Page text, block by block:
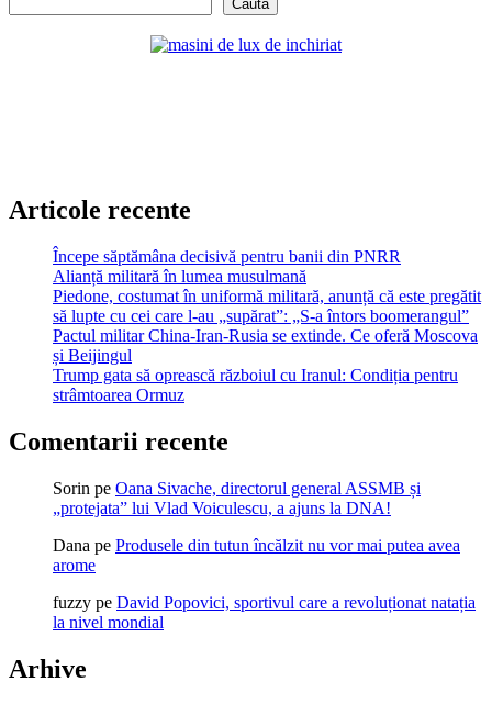
Caută
Articole recente
Începe săptămâna decisivă pentru banii din PNRR
Alianță militară în lumea musulmană
Piedone, costumat în uniformă militară, anunță că este pregătit
să lupte cu cei care l-au „supărat”: „S-a întors boomerangul”
Pactul militar China-Iran-Rusia se extinde. Ce oferă Moscova
și Beijingul
Trump gata să oprească războiul cu Iranul: Condiția pentru
strâmtoarea Ormuz
Comentarii recente
Sorin pe Oana Sivache, directorul general ASSMB și
„protejata” lui Vlad Voiculescu, a ajuns la DNA!
Dana pe Produsele din tutun încălzit nu vor mai putea avea
arome
fuzzy pe David Popovici, sportivul care a revoluționat natația
la nivel mondial
Arhive